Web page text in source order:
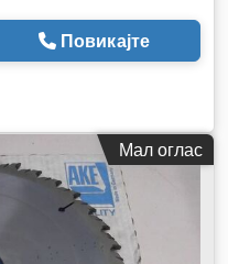
Повикајте
Мал оглас